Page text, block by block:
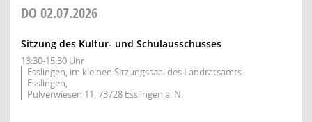
DO 02.07.2026
Sitzung des Kultur- und Schulausschusses
13:30-15:30 Uhr
Esslingen, im kleinen Sitzungssaal des Landratsamts
Esslingen,
Pulverwiesen 11, 73728 Esslingen a. N.